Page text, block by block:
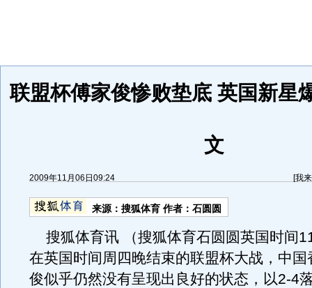
联盟杯傅家俊惨败垫底 英国新星
文
2009年11月06日09:24 [我
来源： 搜狐体育作者：石圆圆
搜狐体育讯 （搜狐体育石圆圆英国时间
在英国时间周四晚结束的联盟杯大战，中国
俊似乎仍然没有呈现出良好的状态，以2-4